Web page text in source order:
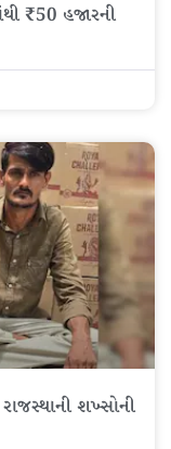
₹50 હજારની
શખ્સોની